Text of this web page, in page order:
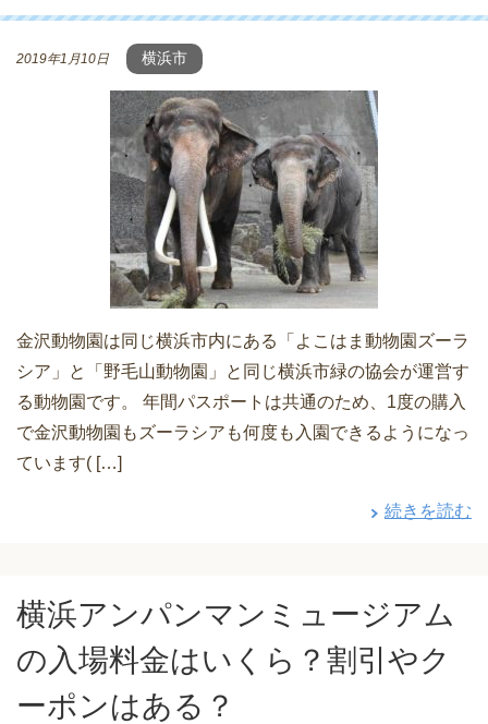
2019年1月10日 横浜市
金沢動物園は同じ横浜市内にある「よこはま動物園ズーラ
シア」と「野毛山動物園」と同じ横浜市緑の協会が運営す
る動物園です。 年間パスポートは共通のため、1度の購入
で金沢動物園もズーラシアも何度も入園できるようになっ
ています( […]
続きを読む
横浜アンパンマンミュージアム
の入場料金はいくら？割引やク
ーポンはある？